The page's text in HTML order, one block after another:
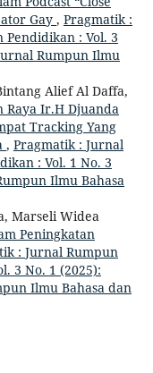
Gay , Pragmatik :
: Vol. 3
Rumpun Ilmu
Alief Al Daffa,
Raya Ir.H Djuanda
Tracking Yang
, Pragmatik : Jurnal
: Vol. 1 No. 3
Ilmu Bahasa
Marseli Widea
Peningkatan
: Jurnal Rumpun
3 No. 1 (2025):
Ilmu Bahasa dan